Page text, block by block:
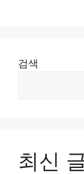
검색
최신